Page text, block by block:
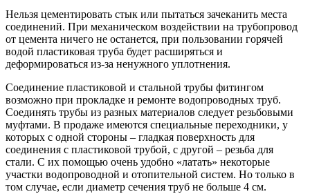
Нельзя цементировать стык или пытаться зачеканить места
соединений. При механическом воздействии на трубопровод
от цемента ничего не останется, при пользовании горячей
водой пластиковая труба будет расширяться и
деформироваться из-за ненужного уплотнения.
Соединение пластиковой и стальной трубы фитингом
возможно при прокладке и ремонте водопроводных труб.
Соединять трубы из разных материалов следует резьбовыми
муфтами. В продаже имеются специальные переходники, у
которых с одной стороны – гладкая поверхность для
соединения с пластиковой трубой, с другой – резьба для
стали. С их помощью очень удобно «латать» некоторые
участки водопроводной и отопительной систем. Но только в
том случае, если диаметр сечения труб не больше 4 см.